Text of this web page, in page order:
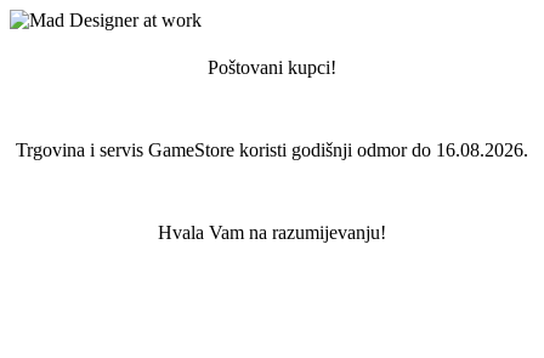
Poštovani kupci!
Trgovina i servis GameStore koristi godišnji odmor do 16.08.2026.
Hvala Vam na razumijevanju!